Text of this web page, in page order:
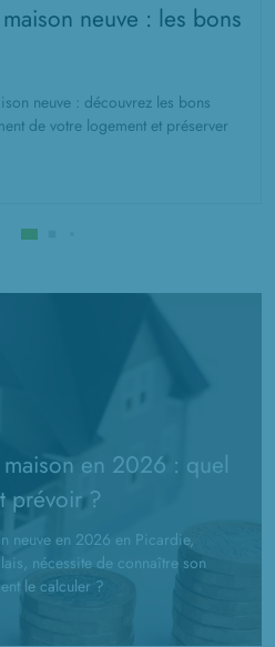
neuve : les bons
neuve : découvrez les bons
de votre logement et préserver
en 2026 : quel
prévoir ?
neuve en 2026 en Picardie,
nécessite de connaître son
le calculer ?